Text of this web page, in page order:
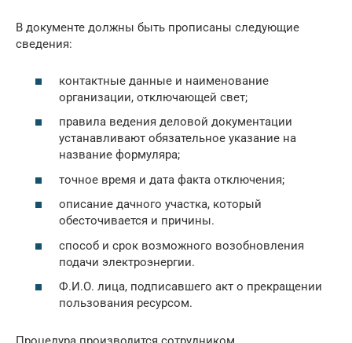
В документе должны быть прописаны следующие
сведения:
контактные данные и наименование
организации, отключающей свет;
правила ведения деловой документации
устанавливают обязательное указание на
название формуляра;
точное время и дата факта отключения;
описание дачного участка, который
обесточивается и причины.
способ и срок возможного возобновления
подачи электроэнергии.
Ф.И.О. лица, подписавшего акт о прекращении
пользования ресурсом.